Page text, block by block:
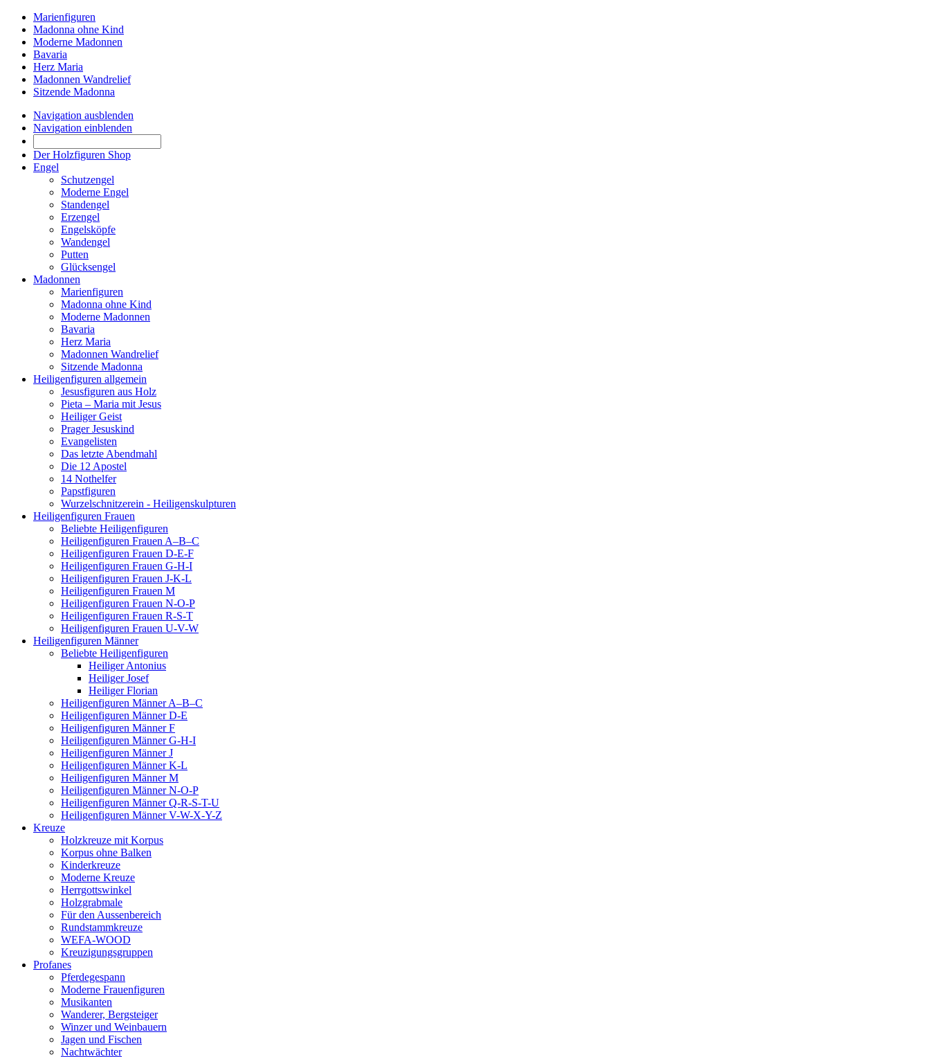
Marienfiguren
Madonna ohne Kind
Moderne Madonnen
Bavaria
Herz Maria
Madonnen Wandrelief
Sitzende Madonna
Navigation ausblenden
Navigation einblenden
Der Holzfiguren Shop
Engel
Schutzengel
Moderne Engel
Standengel
Erzengel
Engelsköpfe
Wandengel
Putten
Glücksengel
Madonnen
Marienfiguren
Madonna ohne Kind
Moderne Madonnen
Bavaria
Herz Maria
Madonnen Wandrelief
Sitzende Madonna
Heiligenfiguren allgemein
Jesusfiguren aus Holz
Pieta – Maria mit Jesus
Heiliger Geist
Prager Jesuskind
Evangelisten
Das letzte Abendmahl
Die 12 Apostel
14 Nothelfer
Papstfiguren
Wurzelschnitzerein - Heiligenskulpturen
Heiligenfiguren Frauen
Beliebte Heiligenfiguren
Heiligenfiguren Frauen A–B–C
Heiligenfiguren Frauen D-E-F
Heiligenfiguren Frauen G-H-I
Heiligenfiguren Frauen J-K-L
Heiligenfiguren Frauen M
Heiligenfiguren Frauen N-O-P
Heiligenfiguren Frauen R-S-T
Heiligenfiguren Frauen U-V-W
Heiligenfiguren Männer
Beliebte Heiligenfiguren
Heiliger Antonius
Heiliger Josef
Heiliger Florian
Heiligenfiguren Männer A–B–C
Heiligenfiguren Männer D-E
Heiligenfiguren Männer F
Heiligenfiguren Männer G-H-I
Heiligenfiguren Männer J
Heiligenfiguren Männer K-L
Heiligenfiguren Männer M
Heiligenfiguren Männer N-O-P
Heiligenfiguren Männer Q-R-S-T-U
Heiligenfiguren Männer V-W-X-Y-Z
Kreuze
Holzkreuze mit Korpus
Korpus ohne Balken
Kinderkreuze
Moderne Kreuze
Herrgottswinkel
Holzgrabmale
Für den Aussenbereich
Rundstammkreuze
WEFA-WOOD
Kreuzigungsgruppen
Profanes
Pferdegespann
Moderne Frauenfiguren
Musikanten
Wanderer, Bergsteiger
Winzer und Weinbauern
Jagen und Fischen
Nachtwächter